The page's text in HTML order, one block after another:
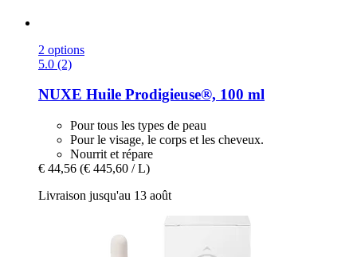
2 options
5.0 (2)
NUXE Huile Prodigieuse®, 100 ml
Pour tous les types de peau
Pour le visage, le corps et les cheveux.
Nourrit et répare
€ 44,56 (€ 445,60 / L)
Livraison jusqu'au 13 août